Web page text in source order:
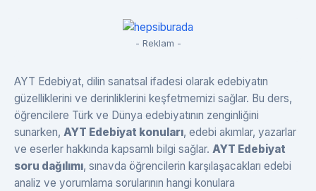
- Reklam -
AYT Edebiyat, dilin sanatsal ifadesi olarak edebiyatın
güzelliklerini ve derinliklerini keşfetmemizi sağlar. Bu ders,
öğrencilere Türk ve Dünya edebiyatının zenginliğini
sunarken, AYT Edebiyat konuları, edebi akımlar, yazarlar
ve eserler hakkında kapsamlı bilgi sağlar. AYT Edebiyat
soru dağılımı, sınavda öğrencilerin karşılaşacakları edebi
analiz ve yorumlama sorularının hangi konulara